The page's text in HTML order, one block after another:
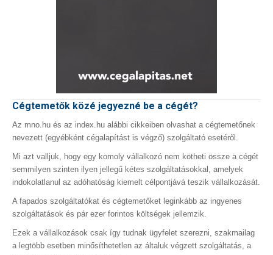
Cégtemetők közé jegyezné be a cégét?
Az mno.hu és az index.hu alábbi cikkeiben olvashat a cégtemetőnek
nevezett (egyébként cégalapítást is végző) szolgáltató esetéről.
Mi azt valljuk, hogy egy komoly vállalkozó nem kötheti össze a cégét
semmilyen szinten ilyen jellegű kétes szolgáltatásokkal, amelyek
indokolatlanul az adóhatóság kiemelt célpontjává teszik vállalkozását.
A fapados szolgáltatókat és cégtemetőket leginkább az ingyenes
szolgáltatások és pár ezer forintos költségek jellemzik.
Ezek a vállalkozások csak így tudnak ügyfelet szerezni, szakmailag
a legtöbb esetben minősíthetetlen az általuk végzett szolgáltatás, a